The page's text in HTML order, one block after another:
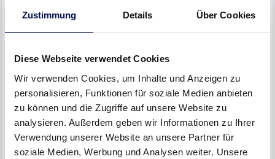
Zustimmung Details Über Cookies
Diese Webseite verwendet Cookies
Wir verwenden Cookies, um Inhalte und Anzeigen zu
personalisieren, Funktionen für soziale Medien anbieten
zu können und die Zugriffe auf unsere Website zu
analysieren. Außerdem geben wir Informationen zu Ihrer
Verwendung unserer Website an unsere Partner für
soziale Medien, Werbung und Analysen weiter. Unsere
Verstärkungen und Mehrfachverriegelungen ausgestattet.
Widerstandsklasse 2, 5-fach-Verriegelung und 3
Bandsicherungen, bietet diese Tür optimalen Schutz.
Innentüren DANA EUROBA im dezenten und harmonischen
Design Weiß.
Wohnturm 3 – Studententurm: